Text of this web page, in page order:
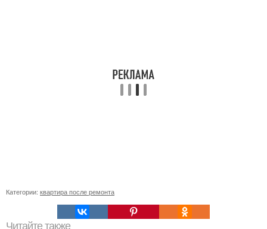
Категории: квартира после ремонта
Читайте также